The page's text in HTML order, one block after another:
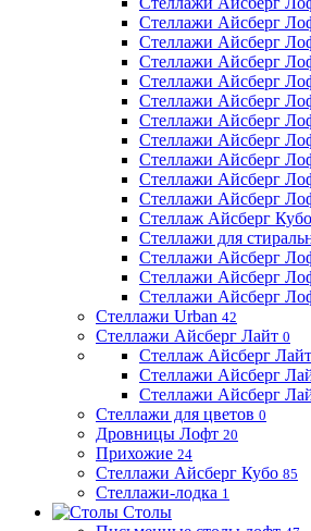
Стеллажи Айсберг
Стеллажи Айсберг
Стеллажи Айсберг
Стеллажи Айсберг
Стеллажи Айсберг
Стеллажи Айсберг
Стеллажи Айсберг
Стеллажи Айсберг
Стеллажи Айсберг
Стеллажи Айсберг
Стеллаж Айсберг Кубо
Стеллажи для
Стеллажи Айсберг
Стеллажи Айсберг
Стеллажи Айсберг
Стеллажи Urban 42
Стеллажи Айсберг Лайт 0
Стеллаж Айсберг
Стеллажи Айсберг
Стеллажи Айсберг
Стеллажи для цветов 0
Дровницы Лофт 20
Прихожие 24
Стеллажи Айсберг Кубо 85
Стеллажи-лодка 1
Столы